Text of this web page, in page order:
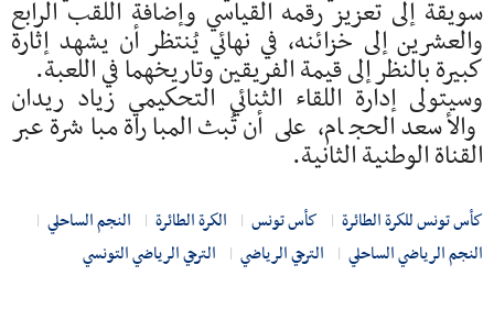
سويقة إلى تعزيز رقمه القياسي وإضافة اللقب الرابع
والعشرين إلى خزائنه، في نهائي يُنتظر أن يشهد إثارة
كبيرة بالنظر إلى قيمة الفريقين وتاريخهما في اللعبة.
وسيتولى إدارة اللقاء الثنائي التحكيمي زياد ريدان
والأسعد الحجام، على أن تُبث المباراة مباشرة عبر
القناة الوطنية الثانية.
كأس تونس للكرة الطائرة كأس تونس الكرة الطائرة
النجم الساحلي
النجم الرياضي الساحلي
الترجي الرياضي الترجي الرياضي التونسي